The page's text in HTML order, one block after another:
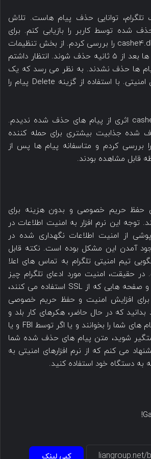
تلگرام، توانایی حذف پیام هاست. تلاش
شده توسط کاربر را بازیابی کنم. برای
اینکار حافظه و فایل cashe4.db را بررسی کردم. از بخش تنظیمات
انتخاب کردم که پیام ها بعد از ۵ ثانیه حذف شوند. انتظار داشتم
پیام ها حذف نشدند. به نظر می رسد که یک
باگ باشد و نه مشکل امنیتی. با استفاده از گزینه Delete پیام را
با بررسی فایل cashe4.db اثری از پیام های حذف شده ندیدم.
شده جذابیت بیشتری برای حمله کننده
بررسی کردم و متاسفانه پیام ها پس از
قابل مشاهده بودند.
حفظ حریم خصوصی و بدون هزینه برای
توجه این نرم افزار به امنیت اطلاعات در
از امنیت اطلاعات نگهداری شده در
آمدن این مشکل بوده است. نکته قابل
تیم امنیتی تلگرام به تماس های اعلا
حقیقت، امنیت مورد ادعای تلگرام چیز
بیشتری از نرم افزارها و صفحه هایی که از SSL استفاده می کنند،
برای افزایش امنیت و حفظ حریم خصوصی
بدانید که در حال حاضر، هکرهای کار بلد و
حرفه ای می توانند پیام های شما را بخوانند و یا اگر توسط FBI و یا
شوید، متن پیام های حذف شده شما
می کنم که از نرم افزارهای امنیتی به
به دستگاه خود استفاده کنید.
کپی لینک